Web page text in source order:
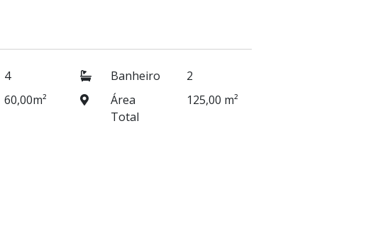
4 Banheiro
2
60,00m²
Área
Total
125,00 m²